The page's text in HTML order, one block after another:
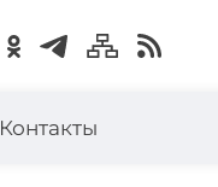
Контакты